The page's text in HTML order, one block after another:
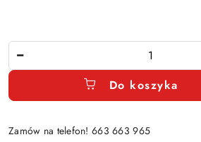
Do koszyka
Zamów na telefon! 663 663 965